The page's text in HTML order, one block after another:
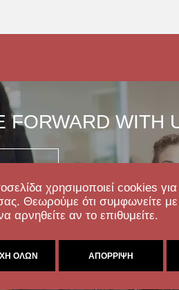
χρησιμοποιεί cookies
Θεωρούμε ότι συμφωνείτε
αρνηθείτε αν το επιθυμείτε.
ΌΛΩΝ ΑΠΌΡΡΙΨΗ
FORWARD WITH